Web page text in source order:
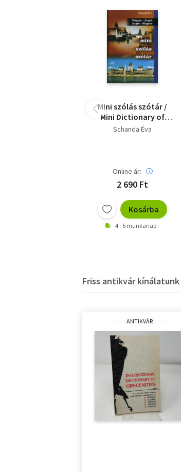
Mini szólás szótár /
Mini Dictionary of
Sayings
Schanda Éva
Online ár:
2 690 Ft
Kosárba
4 - 6 munkanap
Friss antikvár kínálatunk
ANTIKVÁR